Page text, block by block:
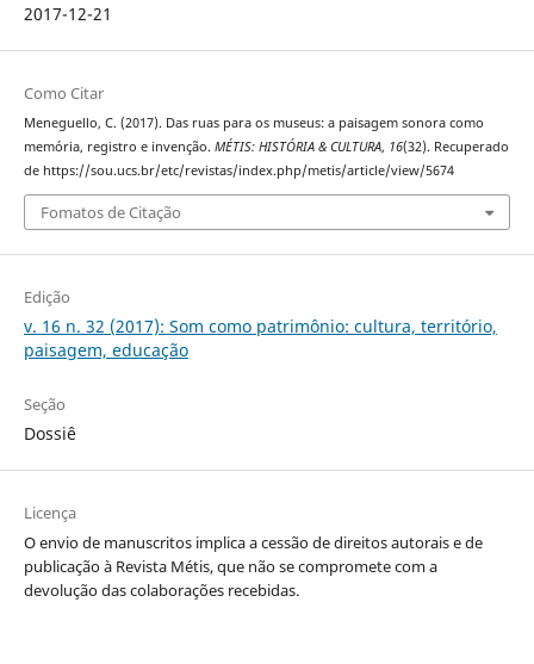
2017-12-21
Como Citar
Meneguello, C. (2017). Das ruas para os museus: a paisagem sonora como
memória, registro e invenção. MÉTIS: HISTÓRIA & CULTURA, 16(32). Recuperado
de https://sou.ucs.br/etc/revistas/index.php/metis/article/view/5674
Fomatos de Citação
Edição
v. 16 n. 32 (2017): Som como patrimônio: cultura, território,
paisagem, educação
Seção
Dossiê
Licença
O envio de manuscritos implica a cessão de direitos autorais e de
publicação à Revista Métis, que não se compromete com a
devolução das colaborações recebidas.